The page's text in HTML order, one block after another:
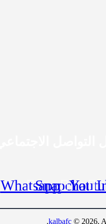
Snapchat
Whatsapp
kalbafc© 2026.